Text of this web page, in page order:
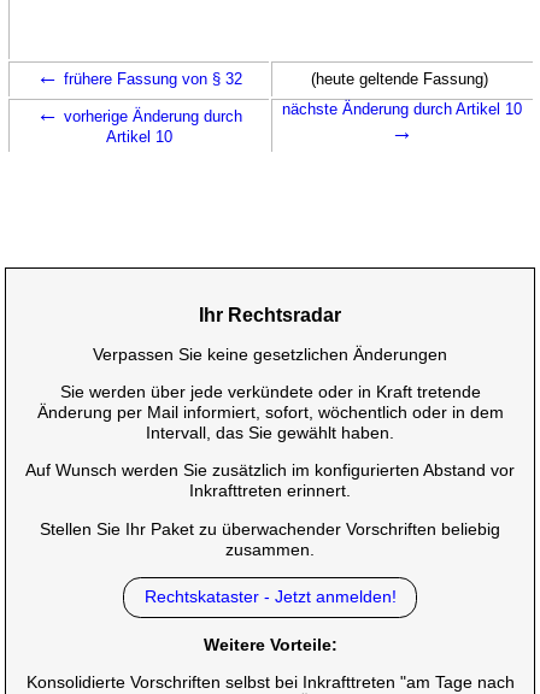
← frühere Fassung von § 32 (heute geltende Fassung)
← vorherige Änderung durch
Artikel 10
nächste Änderung durch Artikel 10
→
Ihr Rechtsradar
Verpassen Sie keine gesetzlichen Änderungen
Sie werden über jede verkündete oder in Kraft tretende
Änderung per Mail informiert, sofort, wöchentlich oder in dem
Intervall, das Sie gewählt haben.
Auf Wunsch werden Sie zusätzlich im konfigurierten Abstand vor
Inkrafttreten erinnert.
Stellen Sie Ihr Paket zu überwachender Vorschriften beliebig
zusammen.
Rechtskataster - Jetzt anmelden!
Weitere Vorteile:
Konsolidierte Vorschriften selbst bei Inkrafttreten "am Tage nach